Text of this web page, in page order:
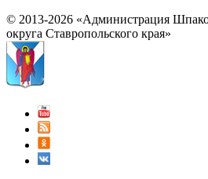
© 2013-2026 «Администрация
округа Ставропольского края»